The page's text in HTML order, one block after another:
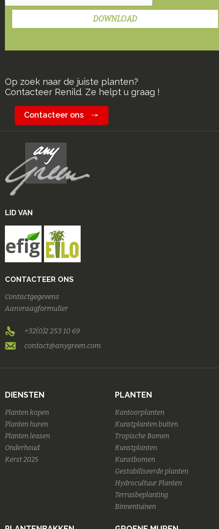
Op zoek naar de juiste planten?
Contacteer Renild. Ze helpt u graag !
Contacteer ons
LID VAN
CONTACTEER ONS
Contactgegevens
Aanvraagformulier
+32(0)2 253 10 69
contact@anygreen.com
DIENSTEN
Planten kopen
Planten huren
Planten leasen
Onderhoud
Kerst 2025
PLANTEN
Kantoorplanten
Kunstplanten buiten
Tropische Bomen
Kunstplanten
Kunstbomen
Gestabiliseerde planten
Hydrocultuur Planten
Terrasbeplanting
Binnentuinen